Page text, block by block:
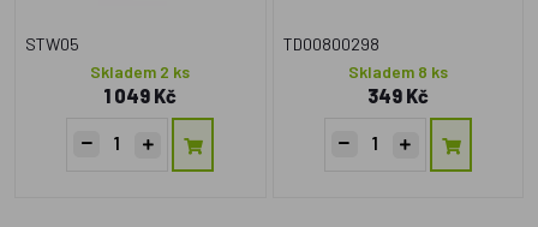
STW05
Skladem 2 ks
1 049 Kč
TD00800298
Skladem 8 ks
349 Kč